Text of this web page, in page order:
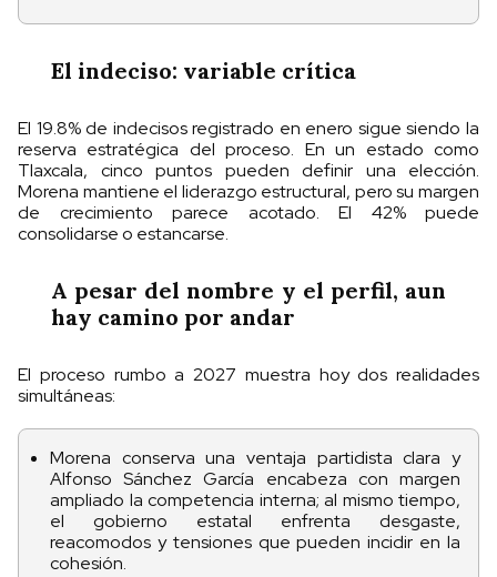
El indeciso: variable crítica
El 19.8% de indecisos registrado en enero sigue siendo la
reserva estratégica del proceso. En un estado como
Tlaxcala, cinco puntos pueden definir una elección.
Morena mantiene el liderazgo estructural, pero su margen
de crecimiento parece acotado. El 42% puede
consolidarse o estancarse.
A pesar del nombre y el perfil, aun
hay camino por andar
El proceso rumbo a 2027 muestra hoy dos realidades
simultáneas:
Morena conserva una ventaja partidista clara y
Alfonso Sánchez García encabeza con margen
ampliado la competencia interna; al mismo tiempo,
el gobierno estatal enfrenta desgaste,
reacomodos y tensiones que pueden incidir en la
cohesión.